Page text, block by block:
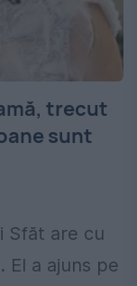
trecut
sunt
Sfăt are cu
El a ajuns pe